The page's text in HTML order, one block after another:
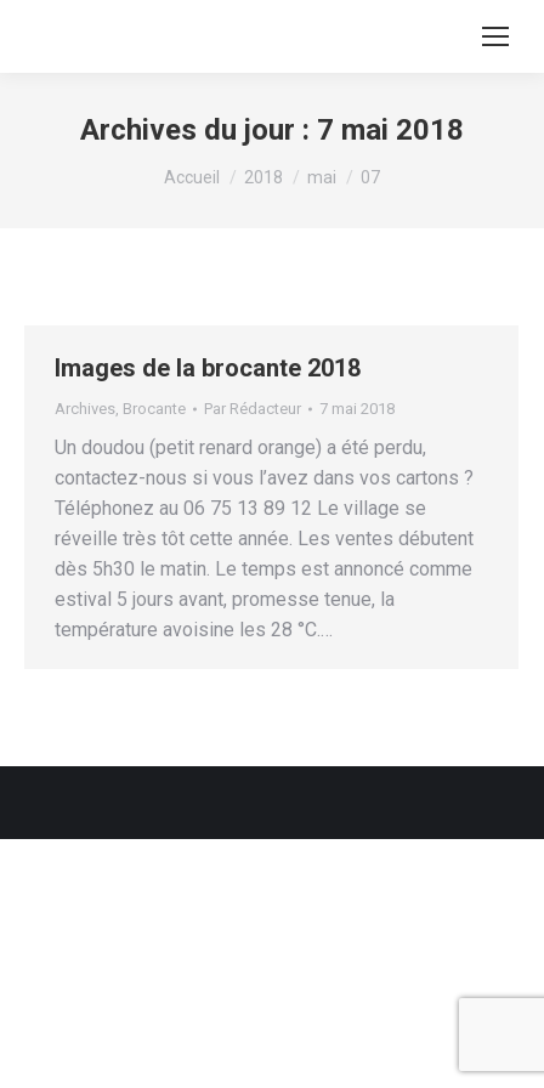
Archives du jour : 7 mai 2018
Vous êtes ici :
Accueil 2018 mai 07
Images de la brocante 2018
Archives, Brocante Par Rédacteur 7 mai 2018
Un doudou (petit renard orange) a été perdu,
contactez-nous si vous l’avez dans vos cartons ?
Téléphonez au 06 75 13 89 12 Le village se
réveille très tôt cette année. Les ventes débutent
dès 5h30 le matin. Le temps est annoncé comme
estival 5 jours avant, promesse tenue, la
température avoisine les 28 °C.…